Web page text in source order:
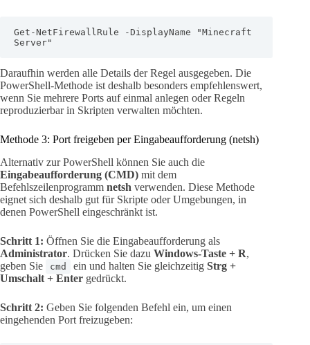
Get-NetFirewallRule -DisplayName "Minecraft
Server"
Daraufhin werden alle Details der Regel ausgegeben. Die
PowerShell-Methode ist deshalb besonders empfehlenswert,
wenn Sie mehrere Ports auf einmal anlegen oder Regeln
reproduzierbar in Skripten verwalten möchten.
Methode 3: Port freigeben per Eingabeaufforderung (netsh)
Alternativ zur PowerShell können Sie auch die
Eingabeaufforderung (CMD) mit dem
Befehlszeilenprogramm netsh verwenden. Diese Methode
eignet sich deshalb gut für Skripte oder Umgebungen, in
denen PowerShell eingeschränkt ist.
Schritt 1: Öffnen Sie die Eingabeaufforderung als
Administrator. Drücken Sie dazu Windows-Taste + R,
geben Sie
cmd ein und halten Sie gleichzeitig Strg +
Umschalt + Enter gedrückt.
Schritt 2: Geben Sie folgenden Befehl ein, um einen
eingehenden Port freizugeben: